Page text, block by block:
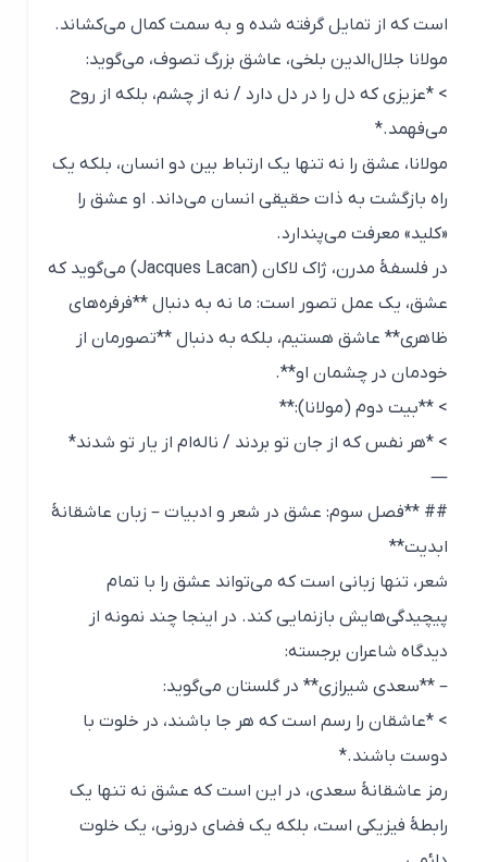
است که از تمایل گرفته شده و به سمت کمال می‌کشاند.
مولانا جلال‌الدین بلخی، عاشق بزرگ تصوف، می‌گوید:
> *عزیزی که دل را در دل دارد / نه از چشم، بلکه از روح
می‌فهمد.*
مولانا، عشق را نه تنها یک ارتباط بین دو انسان، بلکه یک
راه بازگشت به ذات حقیقی انسان می‌داند. او عشق را
«کلید» معرفت می‌پندارد.
در فلسفهٔ مدرن، ژاک لاکان (Jacques Lacan) می‌گوید که
عشق، یک عمل تصور است: ما نه به دنبال **فرفره‌های
ظاهری** عاشق هستیم، بلکه به دنبال **تصورمان از
خودمان در چشمان او**.
> **بیت دوم (مولانا):**
> *هر نفس که از جان تو بردند / ناله‌ام از یار تو شدند*
## **فصل سوم: عشق در شعر و ادبیات – زبان عاشقانهٔ
ابدیت**
شعر، تنها زبانی است که می‌تواند عشق را با تمام
پیچیدگی‌هایش بازنمایی کند. در اینجا چند نمونه از
دیدگاه شاعران برجسته:
– **سعدی شیرازی** در گلستان می‌گوید:
> *عاشقان را رسم است که هر جا باشند، در خلوت با
دوست باشند.*
رمز عاشقانهٔ سعدی، در این است که عشق نه تنها یک
رابطهٔ فیزیکی است، بلکه یک فضای درونی، یک خلوت